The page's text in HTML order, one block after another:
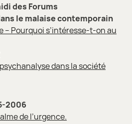
des Forums
le malaise contemporain
– Pourquoi s’intéresse-t-on au
dans la société
2006
de l’urgence.